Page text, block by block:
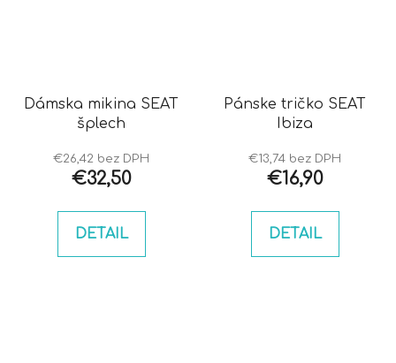
Dámska mikina SEAT
šplech
€26,42 bez DPH
€32,50
DETAIL
Pánske tričko SEAT
Ibiza
€13,74 bez DPH
€16,90
DETAIL